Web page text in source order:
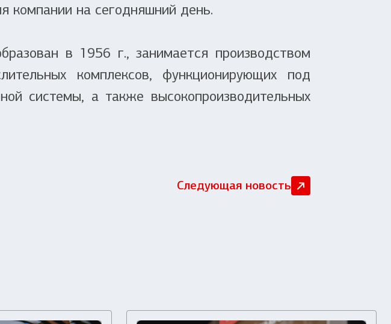
компании на сегодняшний день.
в 1956 г., занимается производством
комплексов, функционирующих под
системы, а также высокопроизводительных
Следующая новость